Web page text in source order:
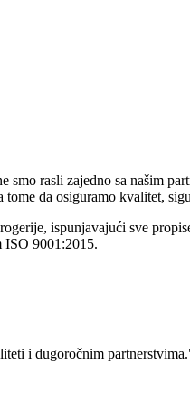
rasli zajedno sa našim
da osiguramo kvalitet,
ispunjavajući sve
ISO 9001:2015.
i dugoročnim partnerstvima.